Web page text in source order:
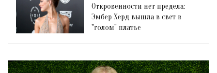
Откровенности нет предела:
Эмбер Херд вышла в свет в
"голом" платье